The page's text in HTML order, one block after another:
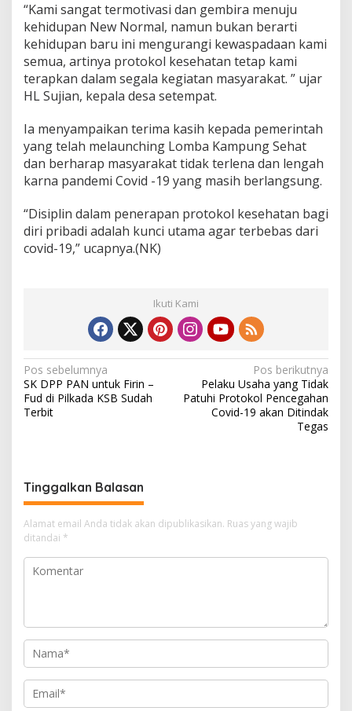
“Kami sangat termotivasi dan gembira menuju
kehidupan New Normal, namun bukan berarti
kehidupan baru ini mengurangi kewaspadaan kami
semua, artinya protokol kesehatan tetap kami
terapkan dalam segala kegiatan masyarakat. ” ujar
HL Sujian, kepala desa setempat.
Ia menyampaikan terima kasih kepada pemerintah
yang telah melaunching Lomba Kampung Sehat
dan berharap masyarakat tidak terlena dan lengah
karna pandemi Covid -19 yang masih berlangsung.
“Disiplin dalam penerapan protokol kesehatan bagi
diri pribadi adalah kunci utama agar terbebas dari
covid-19,” ucapnya.(NK)
Ikuti Kami
N
a
v
a
s
i
p
o
Pos sebelumnya
SK DPP PAN untuk Firin –
Fud di Pilkada KSB Sudah
Terbit
Pos berikutnya
Pelaku Usaha yang Tidak
Patuhi Protokol Pencegahan
Covid-19 akan Ditindak
Tegas
Tinggalkan Balasan
Alamat email Anda tidak akan dipublikasikan. Ruas yang wajib
ditandai *